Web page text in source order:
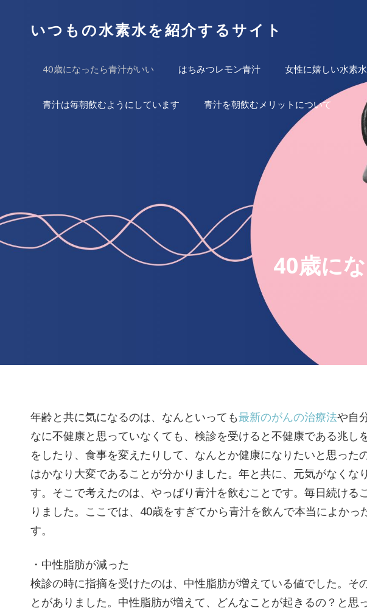
いつもの水素水を紹介するサイト
40歳になったら青汁がいい はちみつレモン青汁 女性に嬉しい水素
青汁は毎朝飲むようにしています 青汁を朝飲むメリットについて
40歳に
年齢と共に気になるのは、なんといっても最新のがんの治療法や自
なに不健康と思っていなくても、検診を受けると不健康である兆し
をしたり、食事を変えたりして、なんとか健康になりたいと思った
はかなり大変であることが分かりました。年と共に、元気がなくな
す。そこで考えたのは、やっぱり青汁を飲むことです。毎日続ける
りました。ここでは、40歳をすぎてから青汁を飲んで本当によかっ
す。
・中性脂肪が減った
検診の時に指摘を受けたのは、中性脂肪が増えている値でした。そ
とがありました。中性脂肪が増えて、どんなことが起きるの？と思